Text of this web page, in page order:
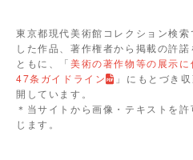
東京都現代美術館コレクション検
した作品、著作権者から掲載の許
ともに、「美術の著作物等の展示
47条ガイドライン
」にもとづき
開しています。
＊当サイトから画像・テキストを
じます。